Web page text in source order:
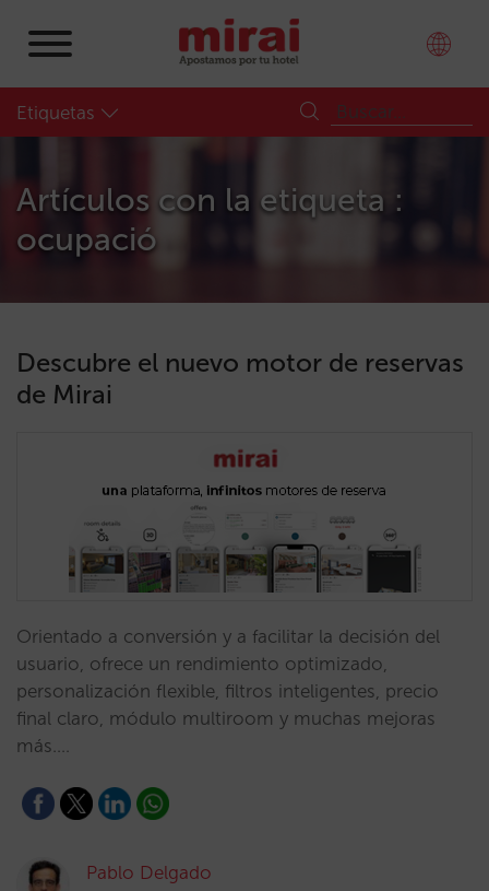
Etiquetas
Artículos con la etiqueta :
ocupació
Descubre el nuevo motor de reservas
de Mirai
Orientado a conversión y a facilitar la decisión del
usuario, ofrece un rendimiento optimizado,
personalización flexible, filtros inteligentes, precio
final claro, módulo multiroom y muchas mejoras
más.…
Pablo Delgado